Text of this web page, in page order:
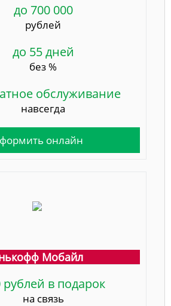
до 700 000
рублей
до 55 дней
без %
обслуживание
навсегда
онлайн
Мобайл
рублей в подарок
на связь